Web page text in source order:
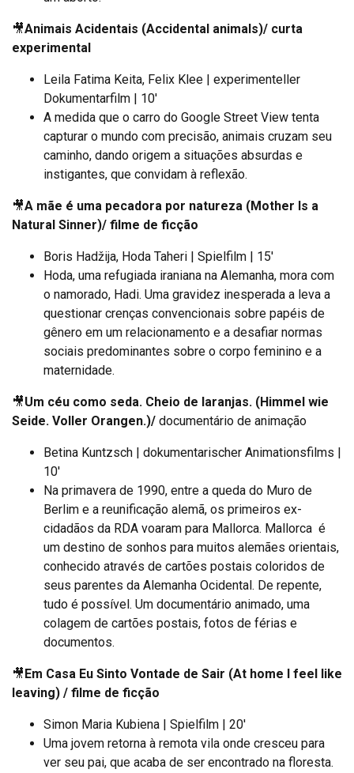
🎥Animais Acidentais (Accidental animals)/ curta
experimental
Leila Fatima Keita, Felix Klee | experimenteller
Dokumentarfilm | 10′
A medida que o carro do Google Street View tenta
capturar o mundo com precisão, animais cruzam seu
caminho, dando origem a situações absurdas e
instigantes, que convidam à reflexão.
🎥A mãe é uma pecadora por natureza (Mother Is a
Natural Sinner)/ filme de ficção
Boris Hadžija, Hoda Taheri | Spielfilm | 15′
Hoda, uma refugiada iraniana na Alemanha, mora com
o namorado, Hadi. Uma gravidez inesperada a leva a
questionar crenças convencionais sobre papéis de
gênero em um relacionamento e a desafiar normas
sociais predominantes sobre o corpo feminino e a
maternidade.
🎥Um céu como seda. Cheio de laranjas. (Himmel wie
Seide. Voller Orangen.)/ documentário de animação
Betina Kuntzsch | dokumentarischer Animationsfilms |
10′
Na primavera de 1990, entre a queda do Muro de
Berlim e a reunificação alemã, os primeiros ex-
cidadãos da RDA voaram para Mallorca. Mallorca é
um destino de sonhos para muitos alemães orientais,
conhecido através de cartões postais coloridos de
seus parentes da Alemanha Ocidental. De repente,
tudo é possível. Um documentário animado, uma
colagem de cartões postais, fotos de férias e
documentos.
🎥 Em Casa Eu Sinto Vontade de Sair (At home I feel like
leaving) / filme de ficção
Simon Maria Kubiena | Spielfilm | 20′
Uma jovem retorna à remota vila onde cresceu para
ver seu pai, que acaba de ser encontrado na floresta.